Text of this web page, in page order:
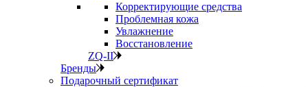
Корректирующие средства
Проблемная кожа
Увлажнение
Восстановление
ZQ-II
Бренды
Подарочный сертификат